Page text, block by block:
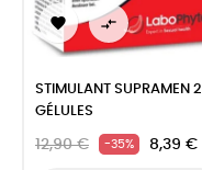
 
STIMULANT SUPRAMEN 2
GÉLULES
12,90 € -35% 8,39 €